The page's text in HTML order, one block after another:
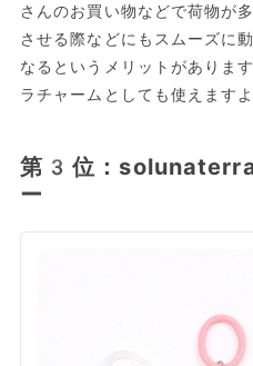
さんのお買い物などで荷物が
させる際などにもスムーズに
なるというメリットがありま
ラチャームとしても使えますよ
第3位：
ー